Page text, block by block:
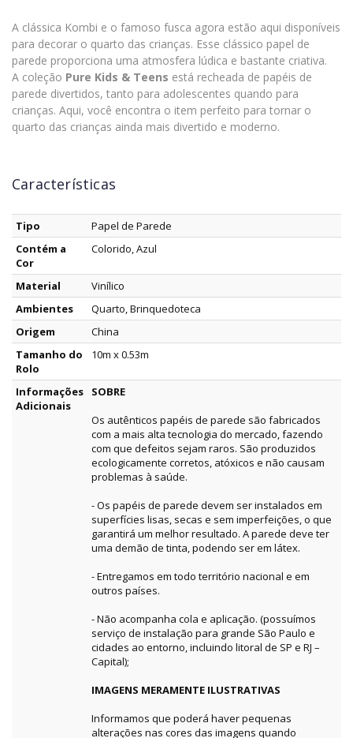
A clássica Kombi e o famoso fusca agora estão aqui disponíveis
para decorar o quarto das crianças. Esse clássico papel de
parede proporciona uma atmosfera lúdica e bastante criativa.
A coleção Pure Kids & Teens está recheada de papéis de
parede divertidos, tanto para adolescentes quando para
crianças. Aqui, você encontra o item perfeito para tornar o
quarto das crianças ainda mais divertido e moderno.
Características
Tipo
Papel de Parede
Contém a
Cor
Colorido, Azul
Material
Vinílico
Ambientes
Quarto, Brinquedoteca
Origem
China
Tamanho do
Rolo
10m x 0.53m
Informações
Adicionais
SOBRE
Os autênticos papéis de parede são fabricados
com a mais alta tecnologia do mercado, fazendo
com que defeitos sejam raros. São produzidos
ecologicamente corretos, atóxicos e não causam
problemas à saúde.
- Os papéis de parede devem ser instalados em
superfícies lisas, secas e sem imperfeições, o que
garantirá um melhor resultado. A parede deve ter
uma demão de tinta, podendo ser em látex.
- Entregamos em todo território nacional e em
outros países.
- Não acompanha cola e aplicação. (possuímos
serviço de instalação para grande São Paulo e
cidades ao entorno, incluindo litoral de SP e RJ –
Capital);
IMAGENS MERAMENTE ILUSTRATIVAS
Informamos que poderá haver pequenas
alterações nas cores das imagens quando